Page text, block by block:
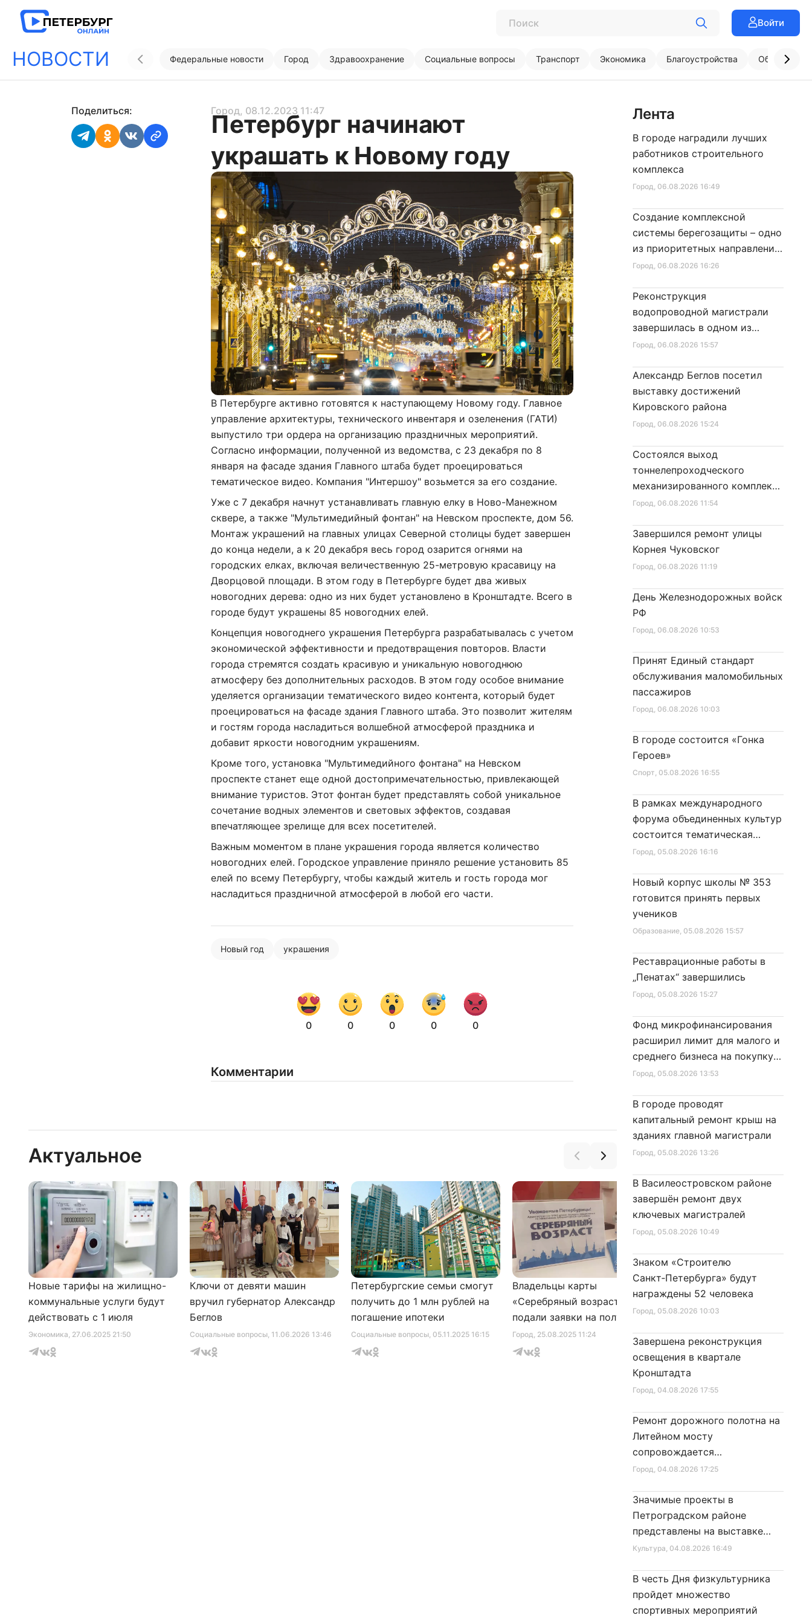
Войти
НОВОСТИ Федеральные новости Город Здравоохранение Социальные вопросы Транспорт Экономика Благоустройства
Поделиться: Город, 08.12.2023 11:47
Петербург начинают
украшать к Новому году
В Петербурге активно готовятся к наступающему Новому году. Главное
управление архитектуры, технического инвентаря и озеленения (ГАТИ)
выпустило три ордера на организацию праздничных мероприятий.
Согласно информации, полученной из ведомства, с 23 декабря по 8
января на фасаде здания Главного штаба будет проецироваться
тематическое видео. Компания "Интершоу" возьмется за его создание.
Уже с 7 декабря начнут устанавливать главную елку в Ново-Манежном
сквере, а также "Мультимедийный фонтан" на Невском проспекте, дом 56.
Монтаж украшений на главных улицах Северной столицы будет завершен
до конца недели, а к 20 декабря весь город озарится огнями на
городских елках, включая величественную 25-метровую красавицу на
Дворцовой площади. В этом году в Петербурге будет два живых
новогодних дерева: одно из них будет установлено в Кронштадте. Всего в
городе будут украшены 85 новогодних елей.
Концепция новогоднего украшения Петербурга разрабатывалась с учетом
экономической эффективности и предотвращения повторов. Власти
города стремятся создать красивую и уникальную новогоднюю
атмосферу без дополнительных расходов. В этом году особое внимание
уделяется организации тематического видео контента, который будет
проецироваться на фасаде здания Главного штаба. Это позволит жителям
и гостям города насладиться волшебной атмосферой праздника и
добавит яркости новогодним украшениям.
Кроме того, установка "Мультимедийного фонтана" на Невском
проспекте станет еще одной достопримечательностью, привлекающей
внимание туристов. Этот фонтан будет представлять собой уникальное
сочетание водных элементов и световых эффектов, создавая
впечатляющее зрелище для всех посетителей.
Важным моментом в плане украшения города является количество
новогодних елей. Городское управление приняло решение установить 85
елей по всему Петербургу, чтобы каждый житель и гость города мог
насладиться праздничной атмосферой в любой его части.
Новый год украшения
0 0 0 0 0
Комментарии
Актуальное
Экономика, 27.06.2025 21:50
Новые тарифы на жилищно-
коммунальные услуги будут
действовать с 1 июля
Социальные вопросы, 11.06.2026 13:46
Ключи от девяти машин
вручил губернатор Александр
Беглов
Социальные вопросы, 05.11.2025 16:15
Петербургские семьи смогут
получить до 1 млн рублей на
погашение ипотеки
Город, 25.08.2025 11:24
Владельцы карты
«Серебряный возраст»
подали заявки на получение
сертификата для посещения
музеев
Город, 10.01.2026 16:46
Александр Беглов подписал
Закон «О внесении изменения
в Закон Санкт‑Петербурга
«Социальный кодекс
Санкт‑Петербурга»
Лента
Город, 06.08.2026 16:49
В городе наградили лучших
работников строительного
комплекса
Город, 06.08.2026 16:26
Создание комплексной
системы берегозащиты – одно
из приоритетных направлений
развития Петербурга
Город, 06.08.2026 15:57
Реконструкция
водопроводной магистрали
завершилась в одном из
районов города
Город, 06.08.2026 15:24
Александр Беглов посетил
выставку достижений
Кировского района
Город, 06.08.2026 11:54
Состоялся выход
тоннелепроходческого
механизированного комплекса
«Надежда» на поверхность
Город, 06.08.2026 11:19
Завершился ремонт улицы
Корнея Чуковског
Город, 06.08.2026 10:53
День Железнодорожных войск
РФ
Город, 06.08.2026 10:03
Принят Единый стандарт
обслуживания маломобильных
пассажиров
Спорт, 05.08.2026 16:55
В городе состоится «Гонка
Героев»
Город, 05.08.2026 16:16
В рамках международного
форума объединенных культур
состоится тематическая
секция
Образование, 05.08.2026 15:57
Новый корпус школы № 353
готовится принять первых
учеников
Город, 05.08.2026 15:27
Реставрационные работы в
„Пенатах“ завершились
Город, 05.08.2026 13:53
Фонд микрофинансирования
расширил лимит для малого и
среднего бизнеса на покупку
специальной техники
Город, 05.08.2026 13:26
В городе проводят
капитальный ремонт крыш на
зданиях главной магистрали
Город, 05.08.2026 10:49
В Василеостровском районе
завершён ремонт двух
ключевых магистралей
Город, 05.08.2026 10:03
Знаком «Строителю
Санкт‑Петербурга» будут
награждены 52 человека
Город, 04.08.2026 17:55
Завершена реконструкция
освещения в квартале
Кронштадта
Город, 04.08.2026 17:25
Ремонт дорожного полотна на
Литейном мосту
сопровождается
реставрационными работами
Культура, 04.08.2026 16:49
Значимые проекты в
Петроградском районе
представлены на выставке
достижений
В честь Дня физкультурника
пройдет множество
спортивных мероприятий
Нажимая на кнопку "Отправить" вы